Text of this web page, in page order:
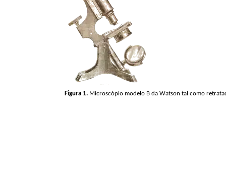
Figura 1. Microscópio modelo B da Watson tal como